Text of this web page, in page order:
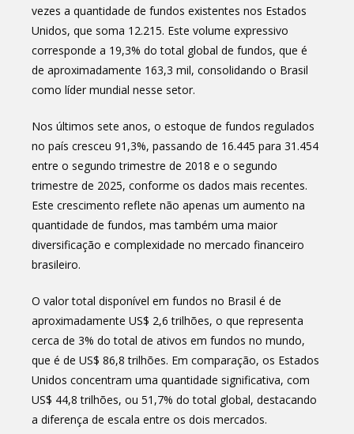
vezes a quantidade de fundos existentes nos Estados
Unidos, que soma 12.215. Este volume expressivo
corresponde a 19,3% do total global de fundos, que é
de aproximadamente 163,3 mil, consolidando o Brasil
como líder mundial nesse setor.
Nos últimos sete anos, o estoque de fundos regulados
no país cresceu 91,3%, passando de 16.445 para 31.454
entre o segundo trimestre de 2018 e o segundo
trimestre de 2025, conforme os dados mais recentes.
Este crescimento reflete não apenas um aumento na
quantidade de fundos, mas também uma maior
diversificação e complexidade no mercado financeiro
brasileiro.
O valor total disponível em fundos no Brasil é de
aproximadamente US$ 2,6 trilhões, o que representa
cerca de 3% do total de ativos em fundos no mundo,
que é de US$ 86,8 trilhões. Em comparação, os Estados
Unidos concentram uma quantidade significativa, com
US$ 44,8 trilhões, ou 51,7% do total global, destacando
a diferença de escala entre os dois mercados.